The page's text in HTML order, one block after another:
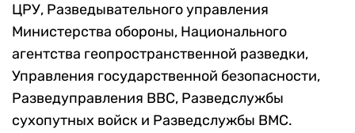
ЦРУ, Разведывательного управления
Министерства обороны, Национального
агентства геопространственной разведки,
Управления государственной безопасности,
Разведуправления ВВС, Разведслужбы
сухопутных войск и Разведслужбы ВМС.